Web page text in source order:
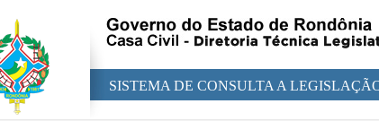
SISTEMA DE CONSULTA A